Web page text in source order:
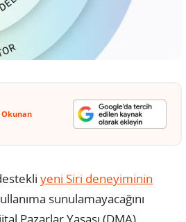
Okunan
yeni Siri deneyiminin
sunulamayacağını
Pazarlar Yasası (DMA)